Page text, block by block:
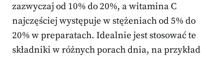
zazwyczaj od 10% do 20%, a witamina C
najczęściej występuje w stężeniach od 5% do
20% w preparatach. Idealnie jest stosować te
składniki w różnych porach dnia, na przykład